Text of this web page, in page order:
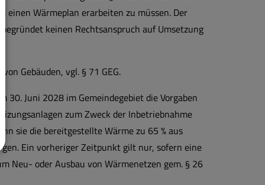
einen Wärmeplan erarbeiten zu müssen. Der
keinen Rechtsanspruch auf Umsetzung
Gebäuden, vgl. § 71 GEG.
30. Juni 2028 im Gemeindegebiet die Vorgaben
zum Zweck der Inbetriebnahme
sie die bereitgestellte Wärme zu 65 % aus
Ein vorheriger Zeitpunkt gilt nur, sofern eine
Neu- oder Ausbau von Wärmenetzen gem. § 26